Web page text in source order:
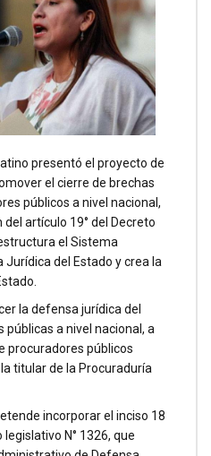
presentó el proyecto de
el cierre de brechas
públicos a nivel nacional,
artículo 19° del Decreto
el Sistema
del Estado y crea la
la defensa jurídica del
públicas a nivel nacional, a
procuradores públicos
titular de la Procuraduría
incorporar el inciso 18
N° 1326, que